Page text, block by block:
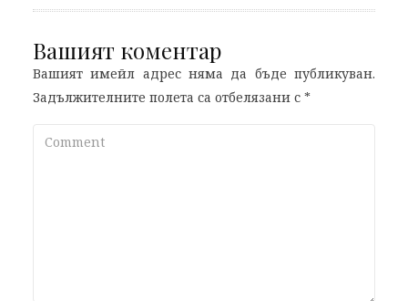
Вашият коментар
Вашият имейл адрес няма да бъде публикуван.
Задължителните полета са отбелязани с *
Comment